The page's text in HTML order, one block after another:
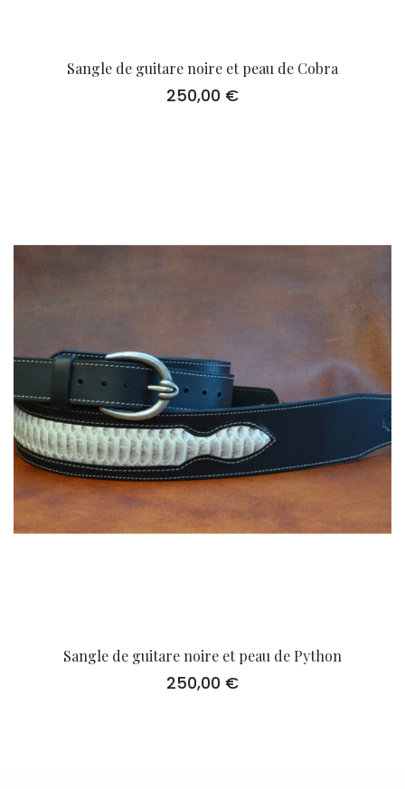
Sangle de guitare noire et peau de Cobra
250,00 €
Sangle de guitare noire et peau de Python
250,00 €